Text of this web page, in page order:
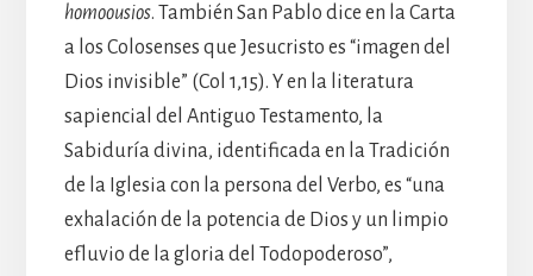
homoousios. También San Pablo dice en la Carta
a los Colosenses que Jesucristo es “imagen del
Dios invisible” (Col 1,15). Y en la literatura
sapiencial del Antiguo Testamento, la
Sabiduría divina, identificada en la Tradición
de la Iglesia con la persona del Verbo, es “una
exhalación de la potencia de Dios y un limpio
efluvio de la gloria del Todopoderoso”,